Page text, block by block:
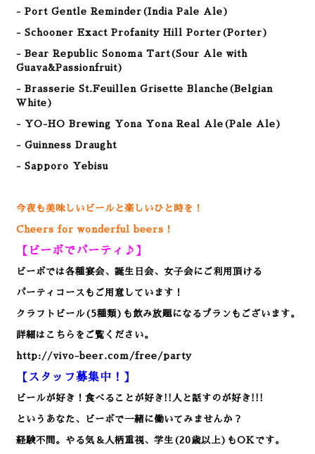
- Port Gentle Reminder(India Pale Ale)
- Schooner Exact Profanity Hill Porter(Porter)
- Bear Republic Sonoma Tart(Sour Ale with
Guava&Passionfruit)
- Brasserie St.Feuillen Grisette Blanche(Belgian
White)
- YO-HO Brewing Yona Yona Real Ale(Pale Ale)
- Guinness Draught
- Sapporo Yebisu
今夜も美味しいビールと楽しいひと時を！
Cheers for wonderful beers！
【ビーボでパーティ♪】
ビーボでは各種宴会、誕生日会、女子会にご利用頂ける
パーティコースもご用意しています！
クラフトビール(5種類)も飲み放題になるプランもございます。
詳細はこちらをご覧ください。
http://vivo-beer.com/free/party
【スタッフ募集中！】
ビールが好き！食べることが好き!!人と話すのが好き!!!
というあなた、ビーボで一緒に働いてみませんか？
経験不問。やる気＆人柄重視、学生(20歳以上)もOKです。